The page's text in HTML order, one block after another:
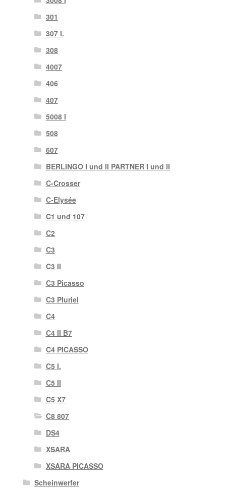
301
307 I.
308
4007
406
407
5008 I
508
607
BERLINGO I und II PARTNER I und II
C-Crosser
C-Elysée
C1 und 107
C2
C3
C3 II
C3 Picasso
C3 Pluriel
C4
C4 II B7
C4 PICASSO
C5 I.
C5 II
C5 X7
C8 807
DS4
XSARA
XSARA PICASSO
Scheinwerfer